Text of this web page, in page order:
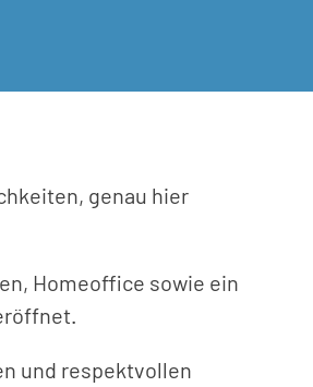
genau hier
Homeoffice sowie ein
und respektvollen